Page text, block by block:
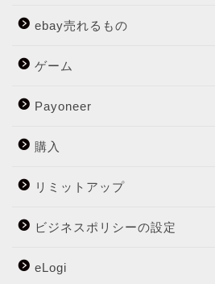
ebay売れるもの
ゲーム
Payoneer
購入
リミットアップ
ビジネスポリシーの設定
eLogi